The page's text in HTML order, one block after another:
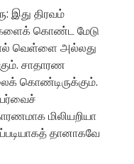
இது திரவம்
கொண்ட மேடு
வெள்ளை அல்லது
சாதாரண
கொண்டிருக்கும்.
மிலியறியா
தானாகவே